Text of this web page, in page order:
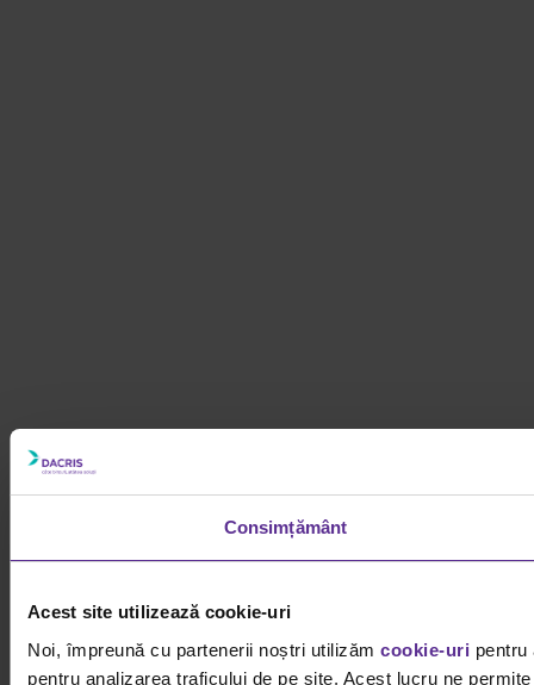
Consimțământ
Acest site utilizează cookie-uri
Noi, împreună cu partenerii noștri utilizăm cookie-uri
pentru analizarea traficului de pe site. Acest lucru ne